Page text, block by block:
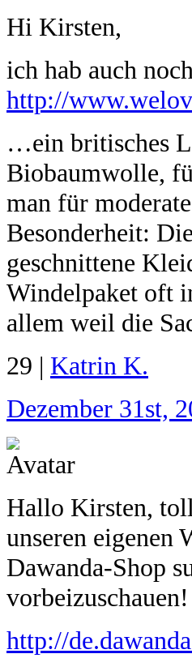
Hi Kirsten,
ich hab auch
http://
…ein britisches
Biobaumwolle,
man für
Besonderheit:
geschnittene
Windelpaket oft
allem weil die
29 | Katrin K.
Dezember 31st,
Hallo Kirsten,
unseren eigenen
Dawanda-Shop
vorbeizuschauen!
http://